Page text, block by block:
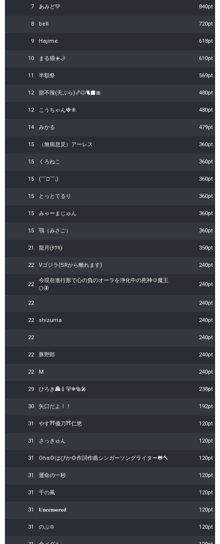
7 あみど💛 840pt
8 bell 720pt
9 Hajime 618pt
10 まる猫☀️🌙 610pt
11 半額祭 569pt
12 甜不辣(天ぷら)🍤🐱🐈‍⬛🎀 480pt
12 こうちゃん🍓⑧ 480pt
14 みかる 479pt
15 （無病息災）アーレス 360pt
15 くろねこ 360pt
15 (￣□￣;) 360pt
15 とっとてるり 360pt
15 みゃーまじゅん 360pt
15 鶚（みさご） 360pt
21 龍月(ﾀﾂｷ) 350pt
22 Vゴジラ(SRから離れます) 240pt
22
今現在進行形で心の負のオーラを浄化中の死神💠魔王
🌕🦋
240pt
22 240pt
22 shizuma 240pt
22 240pt
22 豚野郎 240pt
22 M 240pt
29 ひろき🏯💉🐻❄🥯🎤 238pt
30 矢口だよ！！ 192pt
31 やす⛩️優刀⛩️仁悠 120pt
31 さっきゅん 120pt
31 Oha🌻はぴか🌻作詞作曲シンガーソングライター🐸🔨 120pt
31 運命の一秒 120pt
31 千の風 120pt
31 𝐔𝐧𝐜𝐞𝐧𝐬𝐨𝐫𝐞𝐝 120pt
31 のぶ♔ㅤ 120pt